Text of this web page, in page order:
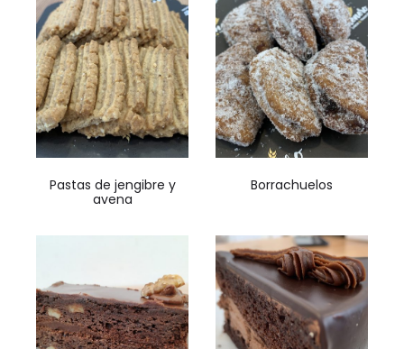
Pastas de jengibre y
avena
Borrachuelos